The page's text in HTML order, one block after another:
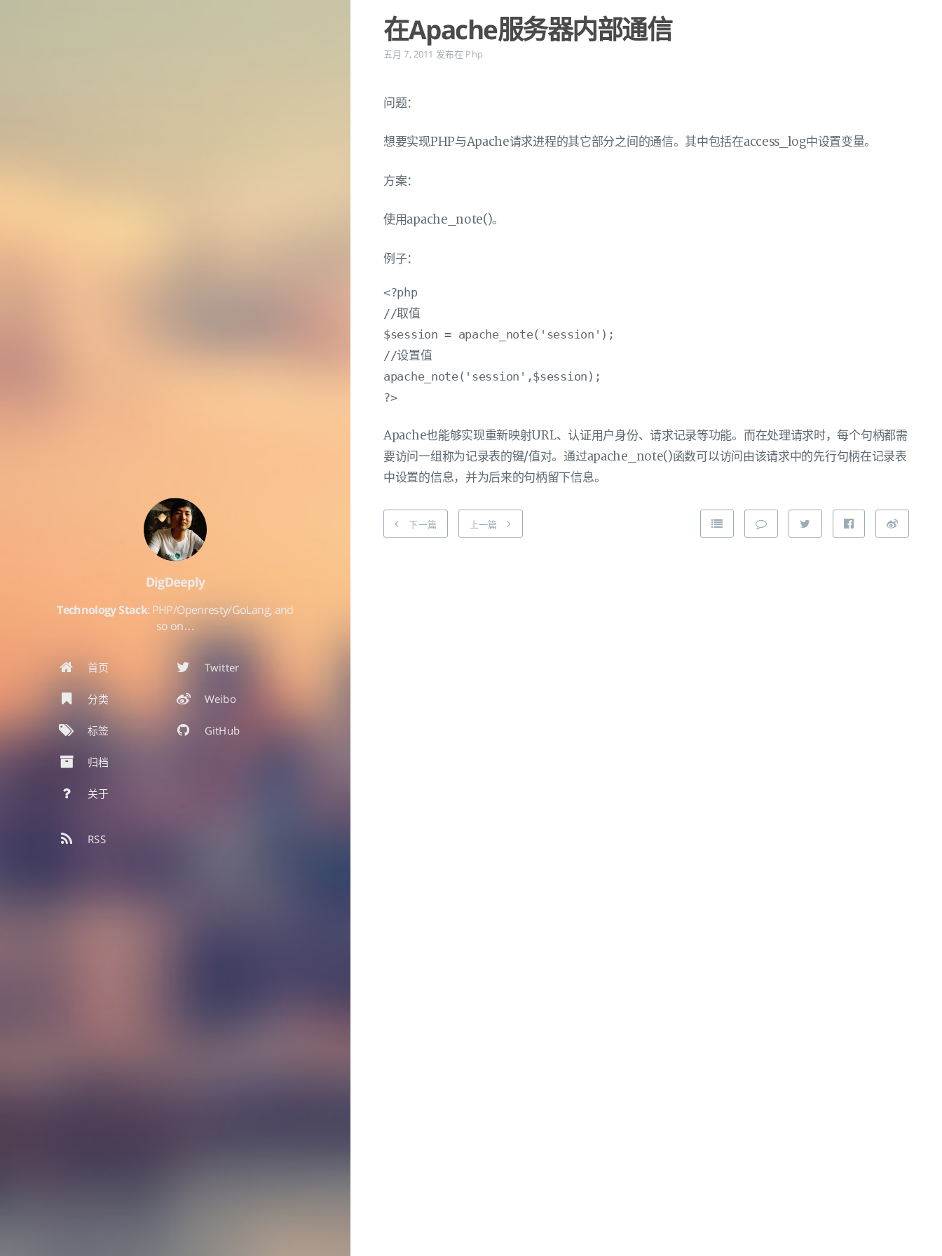
DigDeeply
Technology Stack: PHP/Openresty/GoLang, and
so on…
首页
分类
标签
归档
关于
Twitter
Weibo
GitHub
RSS
在Apache服务器内部通信
五月 7, 2011 发布在 Php
问题：
想要实现PHP与Apache请求进程的其它部分之间的通信。其中包括在access_log中设置变量。
方案：
使用apache_note()。
例子：
<?php
//取值
$session = apache_note('session');
//设置值
apache_note('session',$session);
?>
Apache也能够实现重新映射URL、认证用户身份、请求记录等功能。而在处理请求时，每个句柄都需
要访问一组称为记录表的键/值对。通过apache_note()函数可以访问由该请求中的先行句柄在记录表
中设置的信息，并为后来的句柄留下信息。
下一篇 上一篇